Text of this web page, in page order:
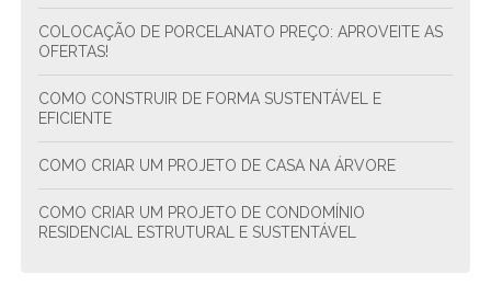
COLOCAÇÃO DE PORCELANATO PREÇO: APROVEITE AS
OFERTAS!
COMO CONSTRUIR DE FORMA SUSTENTÁVEL E
EFICIENTE
COMO CRIAR UM PROJETO DE CASA NA ÁRVORE
COMO CRIAR UM PROJETO DE CONDOMÍNIO
RESIDENCIAL ESTRUTURAL E SUSTENTÁVEL